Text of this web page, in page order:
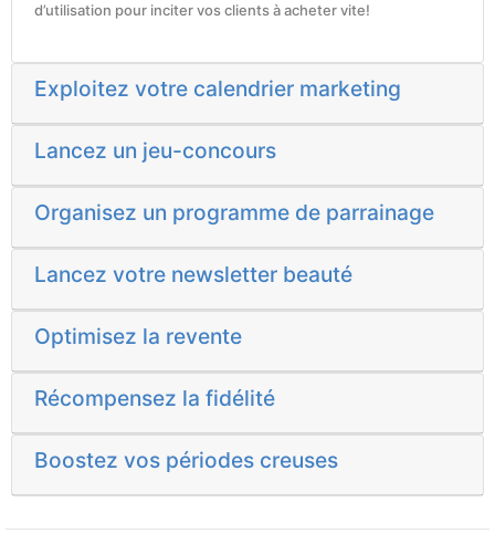
d’utilisation pour inciter vos clients à acheter vite!
Exploitez votre calendrier marketing
Lancez un jeu-concours
Organisez un programme de parrainage
Lancez votre newsletter beauté
Optimisez la revente
Récompensez la fidélité
Boostez vos périodes creuses